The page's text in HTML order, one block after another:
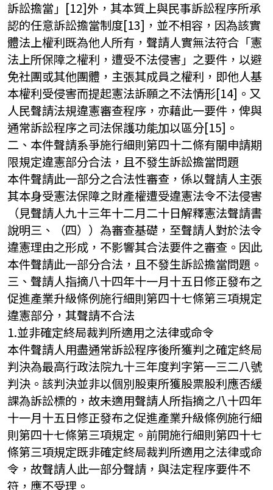
訴訟擔當」[12]外，其本質上與民事訴訟程序所承
認的任意訴訟擔當制度[13]，並不相容，因為該實
體法上權利既為他人所有，聲請人實無法符合「憲
法上所保障之權利，遭受不法侵害」之要件，以避
免社團或其他團體，主張其成員之權利，即他人基
本權利受侵害而提起憲法訴願之不法情形[14]。又
人民聲請法規違憲審查程序，亦藉此一要件，俾與
通常訴訟程序之司法保護功能加以區分[15]。
二、本件聲請系爭施行細則第四十二條有關申請期
限規定違憲部分合法，且不發生訴訟擔當問題
本件聲請此一部分之合法性審查，係以聲請人主張
其本身受憲法保障之財產權遭受違憲法令不法侵害
（見聲請人九十三年十二月二十日解釋憲法聲請書
說明三、（四））為審查基礎，至聲請人對於法令
違憲理由之形成，不影響其合法要件之審查。因此
本件聲請此一部分合法，且不發生訴訟擔當問題。
三、聲請人指摘八十四年十一月十五日修正發布之
促進產業升級條例施行細則第四十七條第三項規定
違憲部分，其聲請不合法
1.並非確定終局裁判所適用之法律或命令
本件聲請人用盡通常訴訟程序後所獲判之確定終局
判決為最高行政法院九十三年度判字第一三二八號
判決。該判決並非以個別股東所獲股票股利應否緩
課為訴訟標的，故未適用聲請人所指摘之八十四年
十一月十五日修正發布之促進產業升級條例施行細
則第四十七條第三項規定。前開施行細則第四十七
條第三項規定既非確定終局裁判所適用之法律或命
令，故聲請人此一部分聲請，與法定程序要件不
符，應不受理。